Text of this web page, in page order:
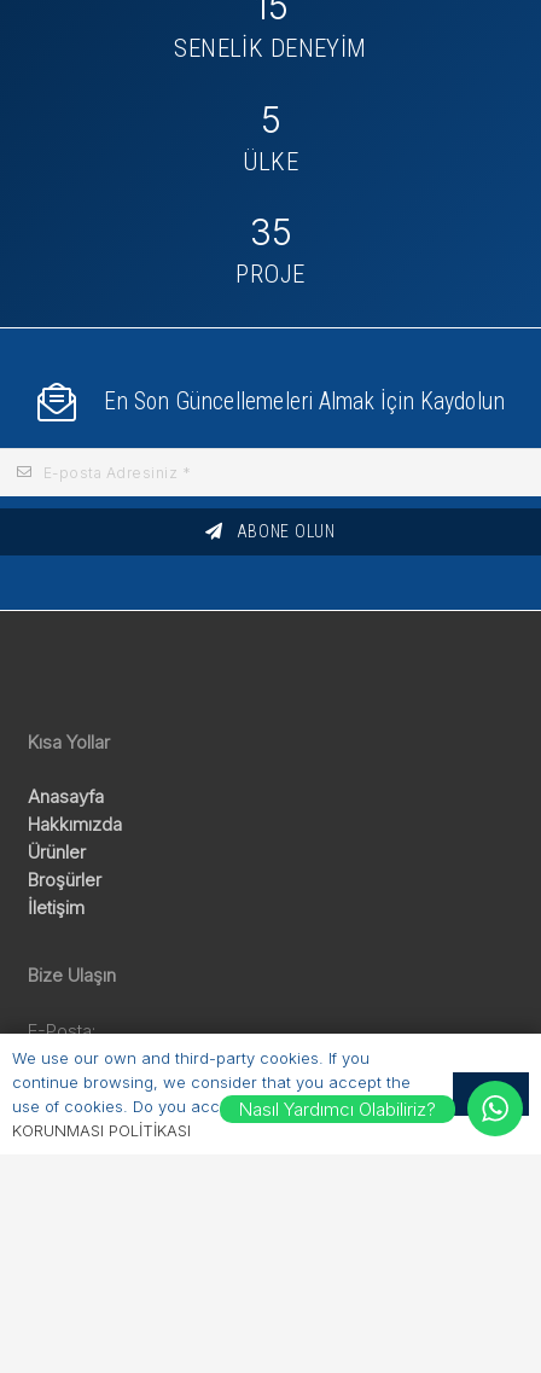
SENELİK DENEYİM
5
ÜLKE
35
PROJE
En Son Güncellemeleri Almak İçin Kaydolun
ABONE OLUN
Kısa Yollar
Anasayfa
Hakkımızda
Ürünler
Broşürler
İletişim
Bize Ulaşın
E-Posta:
sales@erichhahn.com.tr
Telefon:
+90 224 550 00 55
Nasıl Yardımcı Olabiliriz?
We use our own and third-party cookies. If you
continue browsing, we consider that you accept the
use of cookies. Do you accept?KİŞİSEL VERİLERİN
KORUNMASI POLİTİKASI
OK